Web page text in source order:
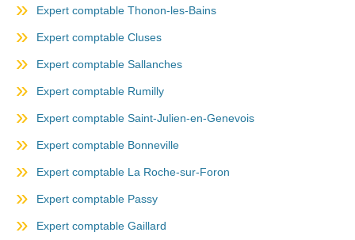
Expert comptable Thonon-les-Bains
Expert comptable Cluses
Expert comptable Sallanches
Expert comptable Rumilly
Expert comptable Saint-Julien-en-Genevois
Expert comptable Bonneville
Expert comptable La Roche-sur-Foron
Expert comptable Passy
Expert comptable Gaillard